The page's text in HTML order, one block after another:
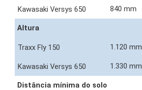
840 mm
Altura
1.120 mm
1.330 mm
Distância mínima do solo